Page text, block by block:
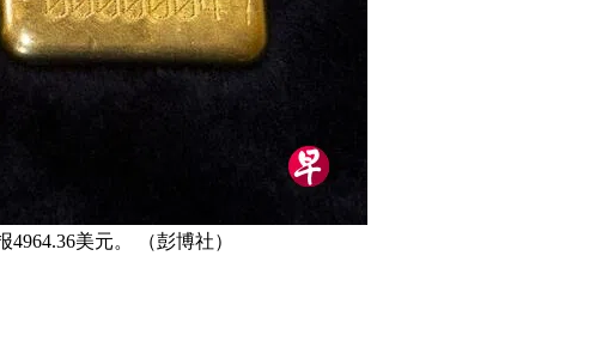
美元。 （彭博社）